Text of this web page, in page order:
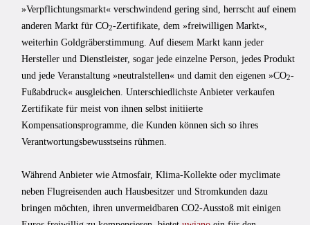
»Verpflichtungsmarkt« verschwindend gering sind, herrscht auf einem
anderen Markt für CO2-Zertifikate, dem »freiwilligen Markt«,
weiterhin Goldgräberstimmung. Auf diesem Markt kann jeder
Hersteller und Dienstleister, sogar jede einzelne Person, jedes Produkt
und jede Veranstaltung »neutralstellen« und damit den eigenen »CO2-
Fußabdruck« ausgleichen. Unterschiedlichste Anbieter verkaufen
Zertifikate für meist von ihnen selbst initiierte
Kompensationsprogramme, die Kunden können sich so ihres
Verantwortungsbewusstseins rühmen.
Während Anbieter wie Atmosfair, Klima-Kollekte oder myclimate
neben Flugreisenden auch Hausbesitzer und Stromkunden dazu
bringen möchten, ihren unvermeidbaren CO2-Ausstoß mit einigen